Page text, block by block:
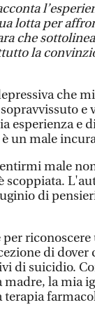
lotta per
che
la
che
esperienza e
un male
male
scoppiata.
di
riconoscere
di
di suicidio.
la mia